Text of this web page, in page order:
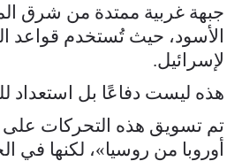
جبهة غربية ممتدة من شرق
الأسود، حيث تُستخدم قواعد
لإسرائيل.
هذه ليست دفاعًا بل استعداد
تم تسويق هذه التحركات على
أوروبا من روسيا»، لكنها في